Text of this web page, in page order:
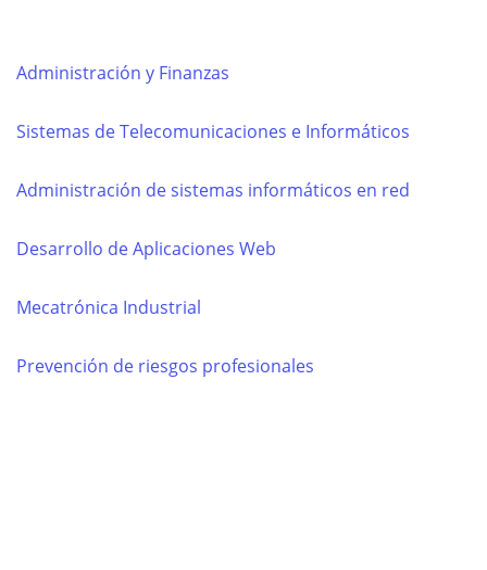
Administración y Finanzas
Sistemas de Telecomunicaciones e Informáticos
Administración de sistemas informáticos en red
Desarrollo de Aplicaciones Web
Mecatrónica Industrial
Prevención de riesgos profesionales